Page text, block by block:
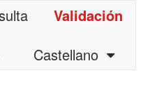
Validación
Castellano